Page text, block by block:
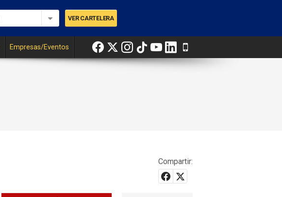
Empresas/Eventos
Compartir: